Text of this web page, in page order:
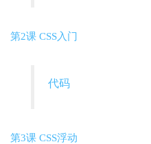
第2课 CSS入门
代码
第3课 CSS浮动